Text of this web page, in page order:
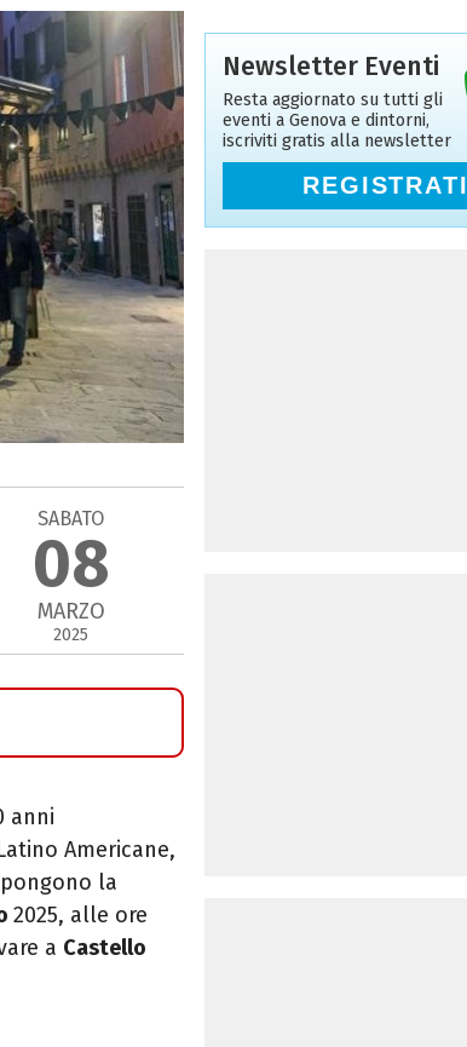
SABATO
08
MARZO
2025
anni
Americane,
la
2025, alle ore
a Castello
Newsletter Eventi
Resta aggiornato su tutti gli
eventi a Genova e dintorni,
iscriviti gratis alla newsletter
REGISTRATI